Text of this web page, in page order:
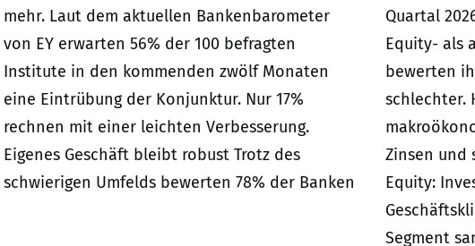
mehr. Laut dem aktuellen Bankenbarometer
von EY erwarten 56% der 100 befragten
Institute in den kommenden zwölf Monaten
eine Eintrübung der Konjunktur. Nur 17%
rechnen mit einer leichten Verbesserung.
Eigenes Geschäft bleibt robust Trotz des
schwierigen Umfelds bewerten 78% der Banken
Quartal
Equity- als
bewerten
schlechter.
Zinsen und
Equity:
Segment